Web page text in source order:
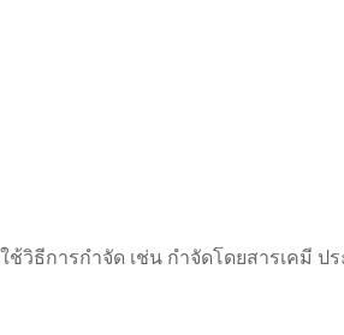
ธีการกำจัด เช่น กำจัดโดยสารเคมี ปร